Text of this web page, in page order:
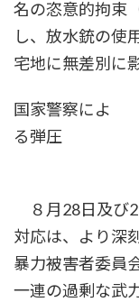
名の恣意的拘束
し、放水銃の使
宅地に無差別に
国家警察によ
る弾圧
８月28日及び
対応は、より深
暴力被害者委員
一連の過剰な武